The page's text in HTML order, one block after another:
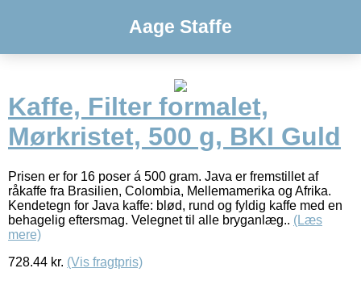
Aage Staffe
Kaffe, Filter formalet,
Mørkristet, 500 g, BKI Guld
Prisen er for 16 poser á 500 gram. Java er fremstillet af
råkaffe fra Brasilien, Colombia, Mellemamerika og Afrika.
Kendetegn for Java kaffe: blød, rund og fyldig kaffe med en
behagelig eftersmag. Velegnet til alle bryganlæg.. (Læs
mere)
728.44 kr. (Vis fragtpris)